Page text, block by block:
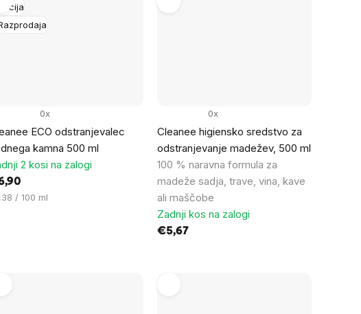
Akcija
ECO odstranjevalec
kamna 500 ml
0x
2 kosi na zalogi
/ 100 ml
Cleanee higiensko sredstvo za
odstranjevanje madežev, 500 ml
100 % naravna formula za
madeže sadja, trave, vina, kave
ali maščobe
0x
Zadnji kos na zalogi
€5,67